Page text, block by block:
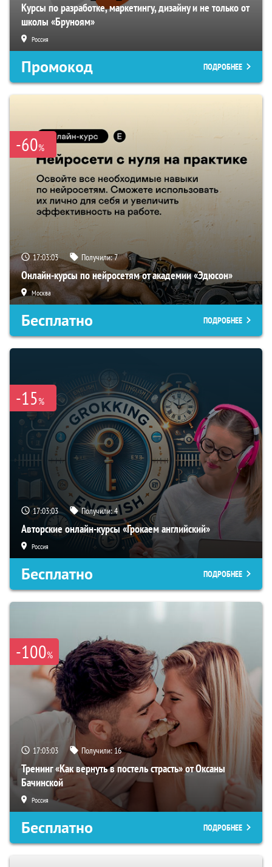
Курсы по разработке, маркетингу, дизайну и не только от
школы «Бруноям»
Россия
Промокод ПОДРОБНЕЕ
-60%
17:03:02 Получили:7
Онлайн-курсы по нейросетям от академии «Эдюсон»
Москва
Бесплатно ПОДРОБНЕЕ
-15%
17:03:02 Получили:4
Авторские онлайн-курсы «Грокаем английский»
Россия
Бесплатно ПОДРОБНЕЕ
-100%
17:03:02 Получили:16
Тренинг «Как вернуть в постель страсть» от Оксаны
Бачинской
Россия
Бесплатно ПОДРОБНЕЕ